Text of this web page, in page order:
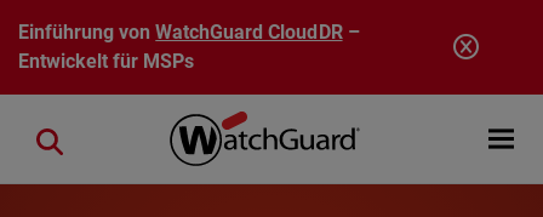
Direkt zum Inhalt
Einführung vonWatchGuard CloudDR–
Entwickelt für MSPs
Open
Close search